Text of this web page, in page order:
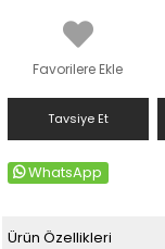
Favorilere Ekle
Tavsiye Et
WhatsApp
Ürün Özellikleri